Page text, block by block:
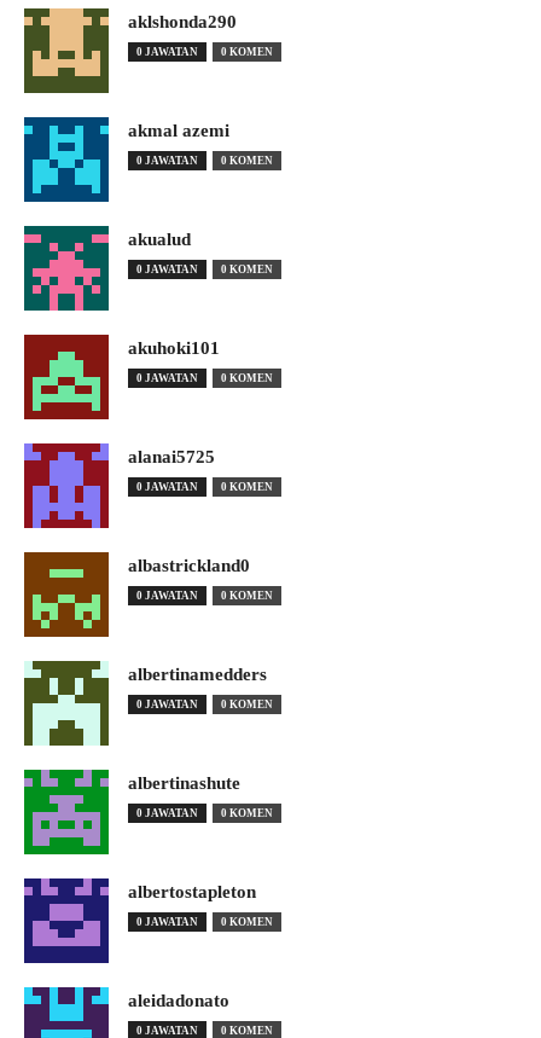
aklshonda290
0 JAWATAN 0 KOMEN
akmal azemi
0 JAWATAN 0 KOMEN
akualud
0 JAWATAN 0 KOMEN
akuhoki101
0 JAWATAN 0 KOMEN
alanai5725
0 JAWATAN 0 KOMEN
albastrickland0
0 JAWATAN 0 KOMEN
albertinamedders
0 JAWATAN 0 KOMEN
albertinashute
0 JAWATAN 0 KOMEN
albertostapleton
0 JAWATAN 0 KOMEN
aleidadonato
0 JAWATAN 0 KOMEN